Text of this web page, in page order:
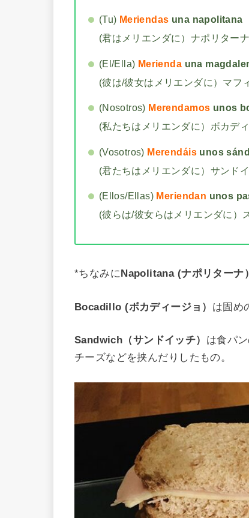
(Tu) Meriendas una napolitana
(君はメリエンダに）ナポリターナ
(El/Ella) Merienda una
(彼は/彼女はメリエンダに）マフ
(Nosotros) Merendamos unos
(私たちはメリエンダに）ボカデ
(Vosotros) Merendáis unos
(君たちはメリエンダに）サンド
(Ellos/Ellas) Meriendan unos
(彼らは/彼女らはメリエンダに）
*ちなみにNapolitana (ナポリターナ）
Bocadillo (ボカディージョ） は固め
Sandwich（サンドイッチ） は食パ
チーズなどを挟んだりしたもの。